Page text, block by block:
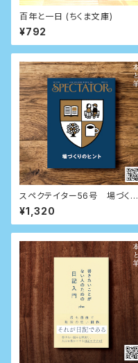
百年と一日 (ちくま文庫)
¥792
スペクテイター56号 場づくり
のヒント
¥1,320